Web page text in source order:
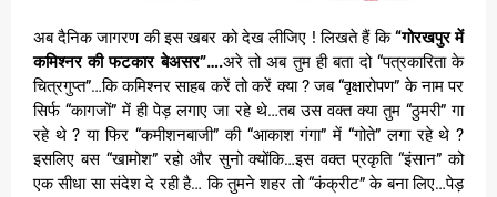
अब दैनिक जागरण की इस खबर को देख लीजिए ! लिखते हैं कि“गोरखपुर में
कमिश्नर की फटकार बेअसर”….अरे तो अब तुम ही बता दो “पत्रकारिता के
चित्रगुप्त”…कि कमिश्नर साहब करें तो करें क्या ? जब “वृक्षारोपण” के नाम पर
सिर्फ “कागजों” में ही पेड़ लगाए जा रहे थे…तब उस वक्त क्या तुम “ठुमरी” गा
रहे थे ? या फिर “कमीशनबाजी” की “आकाश गंगा” में “गोते” लगा रहे थे ?
इसलिए बस “खामोश” रहो और सुनो क्योंकि…इस वक्त प्रकृति “इंसान” को
एक सीधा सा संदेश दे रही है… कि तुमने शहर तो “कंक्रीट” के बना लिए…पेड़